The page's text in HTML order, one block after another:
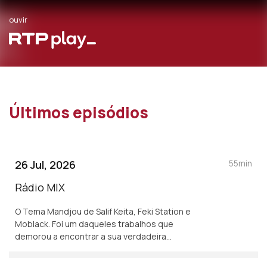
ouvir
Últimos episódios
26 Jul, 2026
Rádio MIX
O Tema Mandjou de Salif Keita, Feki Station e
Moblack. Foi um daqueles trabalhos que
demorou a encontrar a sua verdadeira
55min